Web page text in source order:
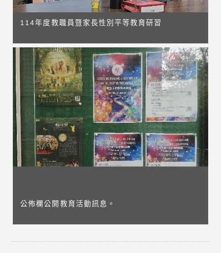
114年度教職員暨家長性別平等教育研習
公佈欄公開教育活動訊息。